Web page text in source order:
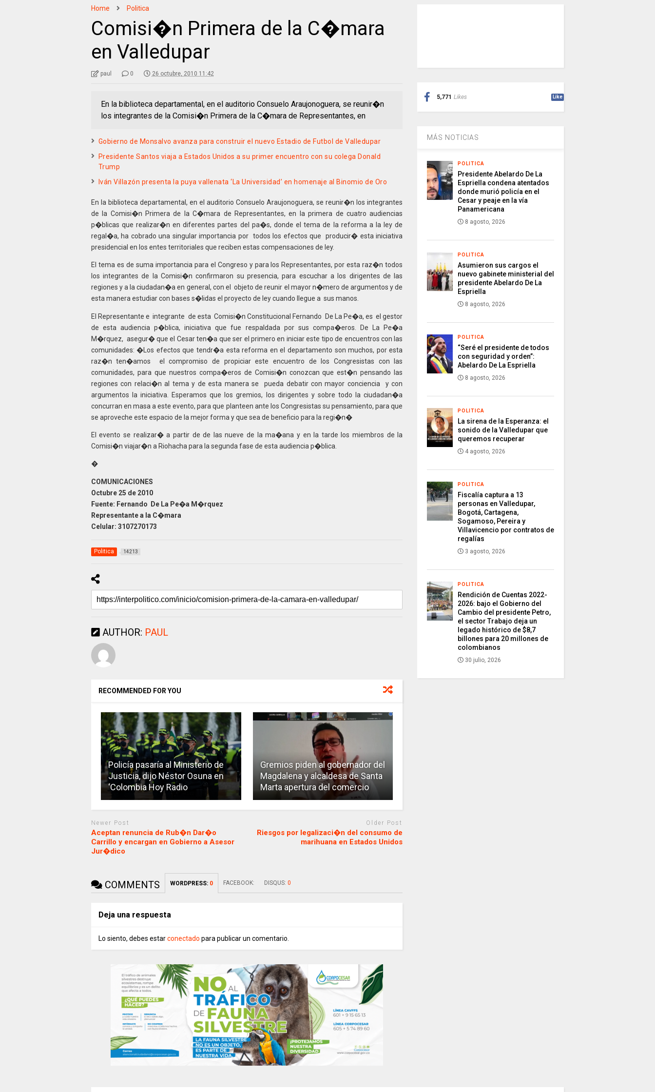
Home Politica
Comisi�n Primera de la C�mara
en Valledupar
paul 0 26 octubre, 2010 11:42
En la biblioteca departamental, en el auditorio Consuelo Araujonoguera, se reunir�n
los integrantes de la Comisi�n Primera de la C�mara de Representantes, en
Gobierno de Monsalvo avanza para construir el nuevo Estadio de Futbol de Valledupar
Presidente Santos viaja a Estados Unidos a su primer encuentro con su colega Donald
Trump
Iván Villazón presenta la puya vallenata ‘La Universidad’ en homenaje al Binomio de Oro
En la biblioteca departamental, en el auditorio Consuelo Araujonoguera, se reunir�n los integrantes
de la Comisi�n Primera de la C�mara de Representantes, en la primera de cuatro audiencias
p�blicas que realizar�n en diferentes partes del pa�s, donde el tema de la reforma a la ley de
regal�a, ha cobrado una singular importancia por todos los efectos que producir� esta iniciativa
presidencial en los entes territoriales que reciben estas compensaciones de ley.
El tema es de suma importancia para el Congreso y para los Representantes, por esta raz�n todos
los integrantes de la Comisi�n confirmaron su presencia, para escuchar a los dirigentes de las
regiones y a la ciudadan�a en general, con el objeto de reunir el mayor n�mero de argumentos y de
esta manera estudiar con bases s�lidas el proyecto de ley cuando llegue a sus manos.
El Representante e integrante de esta Comisi�n Constitucional Fernando De La Pe�a, es el gestor
de esta audiencia p�blica, iniciativa que fue respaldada por sus compa�eros. De La Pe�a
M�rquez, asegur� que el Cesar ten�a que ser el primero en iniciar este tipo de encuentros con las
comunidades: �Los efectos que tendr�a esta reforma en el departamento son muchos, por esta
raz�n ten�amos el compromiso de propiciar este encuentro de los Congresistas con las
comunidades, para que nuestros compa�eros de Comisi�n conozcan que est�n pensando las
regiones con relaci�n al tema y de esta manera se pueda debatir con mayor conciencia y con
argumentos la iniciativa. Esperamos que los gremios, los dirigentes y sobre todo la ciudadan�a
concurran en masa a este evento, para que planteen ante los Congresistas su pensamiento, para que
se aproveche este espacio de la mejor forma y que sea de beneficio para la regi�n�
El evento se realizar� a partir de de las nueve de la ma�ana y en la tarde los miembros de la
Comisi�n viajar�n a Riohacha para la segunda fase de esta audiencia p�blica.
�
COMUNICACIONES
Octubre 25 de 2010
Fuente: Fernando De La Pe�a M�rquez
Representante a la C�mara
Celular: 3107270173
Politica 14213
AUTHOR: PAUL
RECOMMENDED FOR YOU
Policía pasaría al Ministerio de
Justicia, dijo Néstor Osuna en
‘Colombia Hoy Radio
Gremios piden al gobernador del
Magdalena y alcaldesa de Santa
Marta apertura del comercio
Newer Post
Aceptan renuncia de Rub�n Dar�o
Carrillo y encargan en Gobierno a Asesor
Jur�dico
Older Post
Riesgos por legalizaci�n del consumo de
marihuana en Estados Unidos
COMMENTS WORDPRESS: 0 FACEBOOK: DISQUS: 0
Deja una respuesta
Lo siento, debes estarconectado para publicar un comentario.
5,771 Likes Like
MÁS NOTICIAS
POLITICA
Presidente Abelardo De La
Espriella condena atentados
donde murió policía en el
Cesar y peaje en la vía
Panamericana
8 agosto, 2026
POLITICA
Asumieron sus cargos el
nuevo gabinete ministerial del
presidente Abelardo De La
Espriella
8 agosto, 2026
POLITICA
“Seré el presidente de todos
con seguridad y orden”:
Abelardo De La Espriella
8 agosto, 2026
POLITICA
La sirena de la Esperanza: el
sonido de la Valledupar que
queremos recuperar
4 agosto, 2026
POLITICA
Fiscalía captura a 13
personas en Valledupar,
Bogotá, Cartagena,
Sogamoso, Pereira y
Villavicencio por contratos de
regalías
3 agosto, 2026
POLITICA
Rendición de Cuentas 2022-
2026: bajo el Gobierno del
Cambio del presidente Petro,
el sector Trabajo deja un
legado histórico de $8,7
billones para 20 millones de
colombianos
30 julio, 2026